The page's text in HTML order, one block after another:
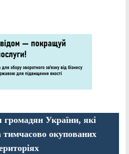
громадян України, які
окупованих